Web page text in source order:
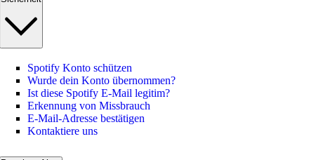
Spotify Konto schützen
Wurde dein Konto übernommen?
Ist diese Spotify E-Mail legitim?
Erkennung von Missbrauch
E-Mail-Adresse bestätigen
Kontaktiere uns